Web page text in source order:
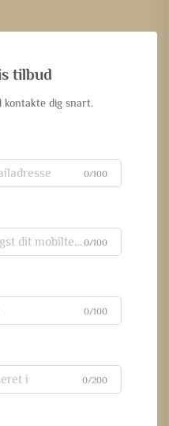
tilbud
dig snart.
0/100
0/100
0/100
0/200